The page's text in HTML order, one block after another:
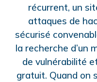
récurrent, un
attaques de
sécurisé
la recherche d’un
de vulnérabilité
gratuit. Quand on